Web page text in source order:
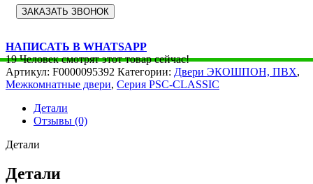
НАПИСАТЬ В WHATSAPP
19 Человек смотрят этот товар сейчас!
Артикул: F0000095392 Категории: Двери ЭКОШПОН, ПВХ,
Межкомнатные двери, Серия PSC-CLASSIC
Детали
Отзывы (0)
Детали
Детали